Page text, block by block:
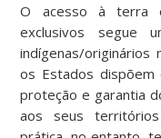
O acesso à terra
exclusivos segue
indígenas/originários
os Estados dispõem
proteção e garantia
aos seus territórios